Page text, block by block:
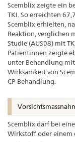
Scemblix zeigte ein
TKI. So erreichten
Scemblix erhielten,
Reaktion, verglichen
Studie (AUS08) mit
Patientinnen zeigte
unter Behandlung
Wirksamkeit von
CP-Behandlung.
Scemblix darf bei
Wirkstoff oder einem